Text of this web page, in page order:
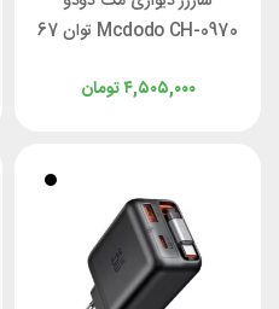
Mcdodo CH-0970 توان 67
تومان۴,۵۰۵,۰۰۰